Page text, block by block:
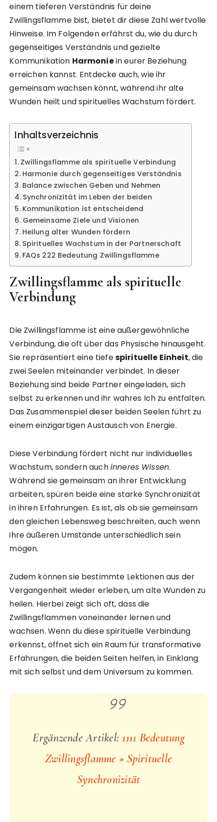
einem tieferen Verständnis für deine
Zwillingsflamme bist, bietet dir diese Zahl wertvolle
Hinweise. Im Folgenden erfährst du, wie du durch
gegenseitiges Verständnis und gezielte
Kommunikation Harmoniein eurer Beziehung
erreichen kannst. Entdecke auch, wie ihr
gemeinsam wachsen könnt, während ihr alte
Wunden heilt und spirituelles Wachstum fördert.
Inhaltsverzeichnis
Zwillingsflamme als spirituelle Verbindung
Harmonie durch gegenseitiges Verständnis
Balance zwischen Geben und Nehmen
Synchronizität im Leben der beiden
Kommunikation ist entscheidend
Gemeinsame Ziele und Visionen
Heilung alter Wunden fördern
Spirituelles Wachstum in der Partnerschaft
FAQs 222 Bedeutung Zwillingsflamme
Zwillingsflamme als spirituelle
Verbindung
Die Zwillingsflamme ist eine außergewöhnliche
Verbindung, die oft über das Physische hinausgeht.
Sie repräsentiert eine tiefespirituelle Einheit, die
zwei Seelen miteinander verbindet. In dieser
Beziehung sind beide Partner eingeladen, sich
selbst zu erkennen und ihr wahres Ich zu entfalten.
Das Zusammenspiel dieser beiden Seelen führt zu
einem einzigartigen Austausch von Energie.
Diese Verbindung fördert nicht nur individuelles
Wachstum, sondern auchinneres Wissen.
Während sie gemeinsam an ihrer Entwicklung
arbeiten, spüren beide eine starke Synchronizität
in ihren Erfahrungen. Es ist, als ob sie gemeinsam
den gleichen Lebensweg beschreiten, auch wenn
ihre äußeren Umstände unterschiedlich sein
mögen.
Zudem können sie bestimmte Lektionen aus der
Vergangenheit wieder erleben, um alte Wunden zu
heilen. Hierbei zeigt sich oft, dass die
Zwillingsflammen voneinander lernen und
wachsen. Wenn du diese spirituelle Verbindung
erkennst, öffnet sich ein Raum für transformative
Erfahrungen, die beiden Seiten helfen, in Einklang
mit sich selbst und dem Universum zu kommen.
Ergänzende Artikel:1111 Bedeutung
Zwillingsflamme » Spirituelle
Synchronizität